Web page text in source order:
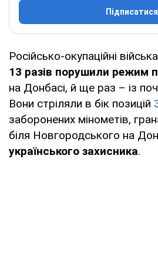
Підписатися
Російсько-окупаційні
13 разів порушили режим
на Донбасі, й ще раз – із
Вони стріляли в бік позицій
заборонених мінометів,
біля Новгородського на
українського захисника.